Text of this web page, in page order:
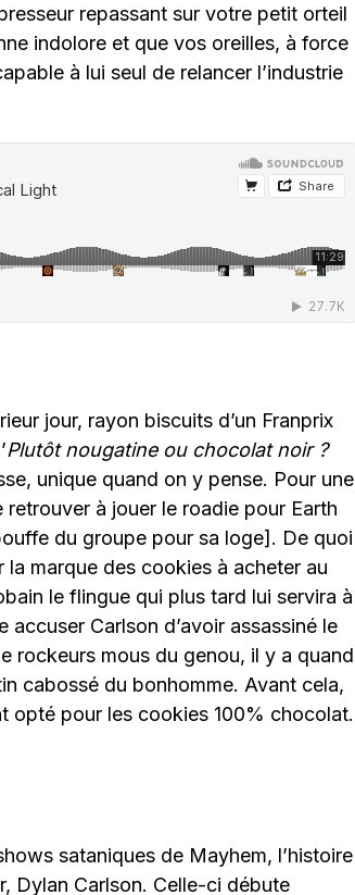
repassant sur votre petit orteil
indolore et que vos oreilles, à force
à lui seul de relancer l’industrie
jour, rayon biscuits d’un Franprix
Plutôt nougatine ou chocolat noir ?
unique quand on y pense. Pour une
à jouer le roadie pour Earth
du groupe pour sa loge]. De quoi
la marque des cookies à acheter au
le flingue qui plus tard lui servira à
accuser Carlson d’avoir assassiné le
rockeurs mous du genou, il y a quand
cabossé du bonhomme. Avant cela,
opté pour les cookies 100% chocolat.
sataniques de Mayhem, l’histoire
Dylan Carlson. Celle-ci débute